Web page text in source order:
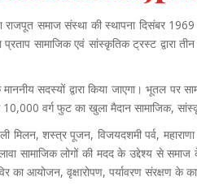
समाज संस्था की स्थापना दिसंबर
सामाजिक एवं सांस्कृतिक ट्रस्ट द्वारा तीन
सदस्यों द्वारा किया जाएगा। भूतल
वर्ग फुट का खुला मैदान सामाजिक,
शस्त्र पूजन, विजयदशमी पर्व,
सामाजिक लोगों की मदद के उद्देश्य से
का आयोजन, वृक्षारोपण, पर्यावरण संरक्षण के